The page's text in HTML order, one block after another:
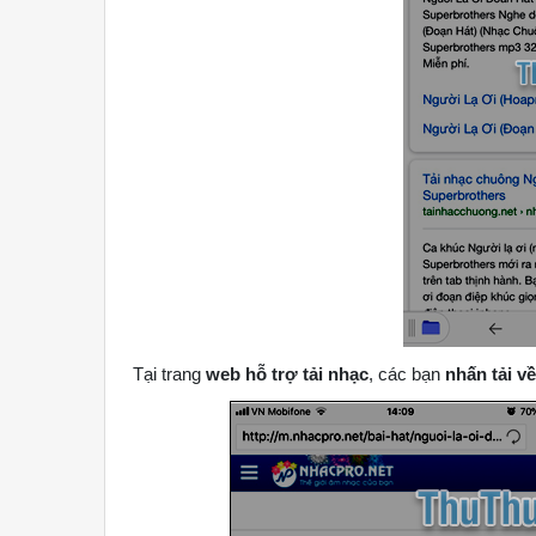
Tại trangweb hỗ trợ tải nhạc, các bạn nhấn tải